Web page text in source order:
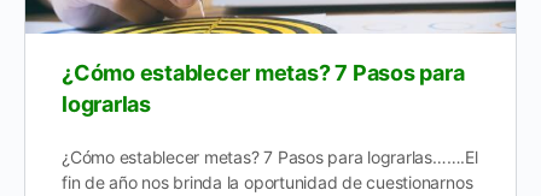
¿Cómo establecer metas? 7 Pasos para
lograrlas
¿Cómo establecer metas? 7 Pasos para lograrlas…….El
fin de año nos brinda la oportunidad de cuestionarnos